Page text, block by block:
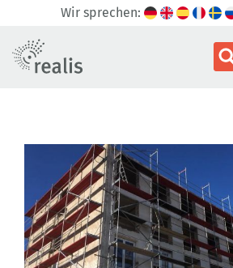
Wir sprechen: